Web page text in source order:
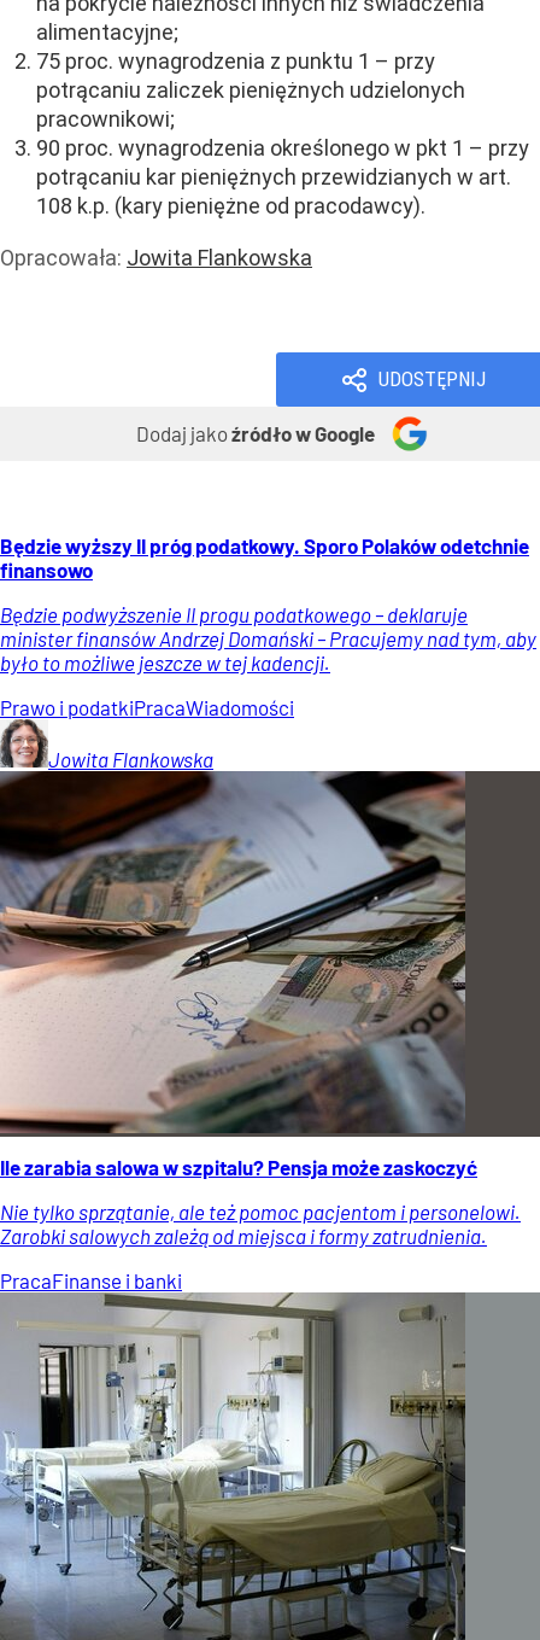
alimentacyjne;
75 proc. wynagrodzenia z punktu 1 – przy
potrącaniu zaliczek pieniężnych udzielonych
pracownikowi;
90 proc. wynagrodzenia określonego w pkt 1 – przy
potrącaniu kar pieniężnych przewidzianych w art.
108 k.p. (kary pieniężne od pracodawcy).
Opracowała: Jowita Flankowska
UDOSTĘPNIJ
Dodaj jakoźródło w Google
Będzie wyższy II próg podatkowy. Sporo Polaków odetchnie
finansowo
Będzie podwyższenie II progu podatkowego – deklaruje
minister finansów Andrzej Domański – Pracujemy nad tym, aby
było to możliwe jeszcze w tej kadencji.
Prawo i podatkiPracaWiadomości
Jowita Flankowska
Ile zarabia salowa w szpitalu? Pensja może zaskoczyć
Nie tylko sprzątanie, ale też pomoc pacjentom i personelowi.
Zarobki salowych zależą od miejsca i formy zatrudnienia.
PracaFinanse i banki